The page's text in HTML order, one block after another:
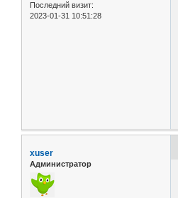
Последний визит:
2023-01-31 10:51:28
xuser
Администратор